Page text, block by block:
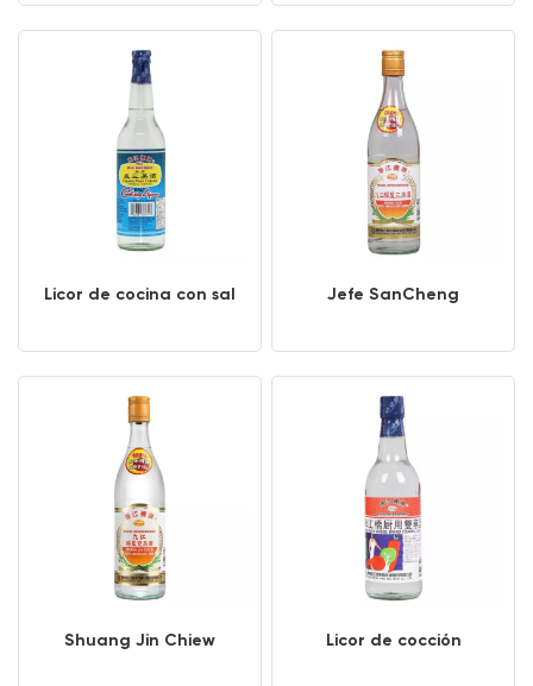
Licor de cocina con sal Jefe SanCheng
Shuang Jin Chiew Licor de cocción